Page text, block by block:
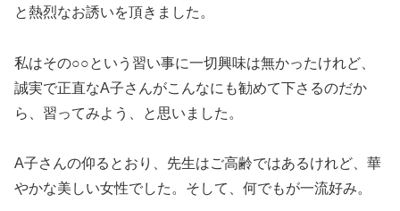
と熱烈なお誘いを頂きました。
私はその○○という習い事に一切興味は無かったけれど、
誠実で正直なA子さんがこんなにも勧めて下さるのだか
ら、習ってみよう、と思いました。
A子さんの仰るとおり、先生はご高齢ではあるけれど、華
やかな美しい女性でした。そして、何でもが一流好み。